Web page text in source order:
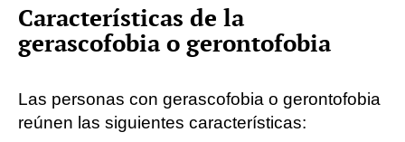
Características de la
gerascofobia o gerontofobia
Las personas con gerascofobia o gerontofobia
reúnen las siguientes características: